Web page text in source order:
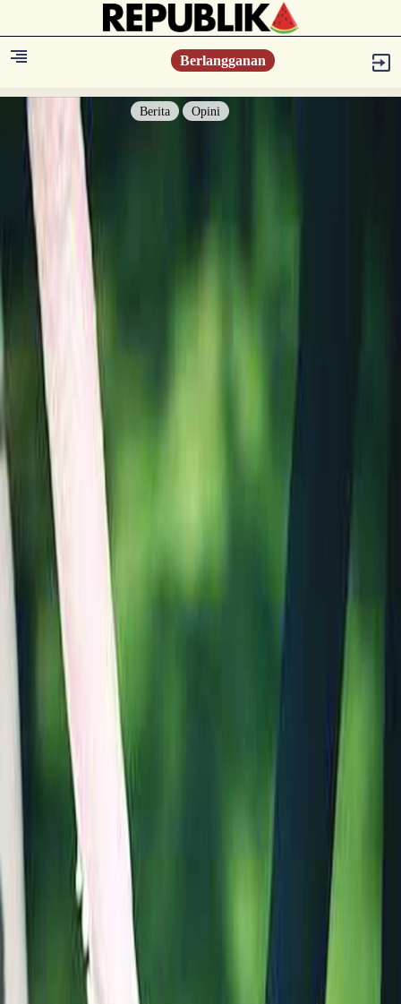
Berlangganan
Berita Opini
Berita
Islam Digest
Hikmah
Konsultasi Syariah
Resonansi
Sejarah
Lensa
Iqtishodia
Sastra
Literasi Umat